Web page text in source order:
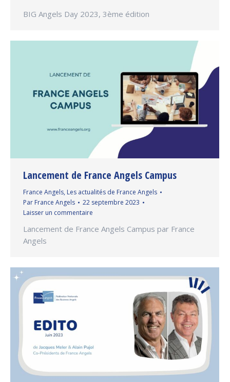
BIG Angels Day 2023, 3ème édition
Lancement de France Angels Campus
France Angels, Les actualités de France Angels
Par France Angels
22 septembre 2023
Laisser un commentaire
Lancement de France Angels Campus par France
Angels